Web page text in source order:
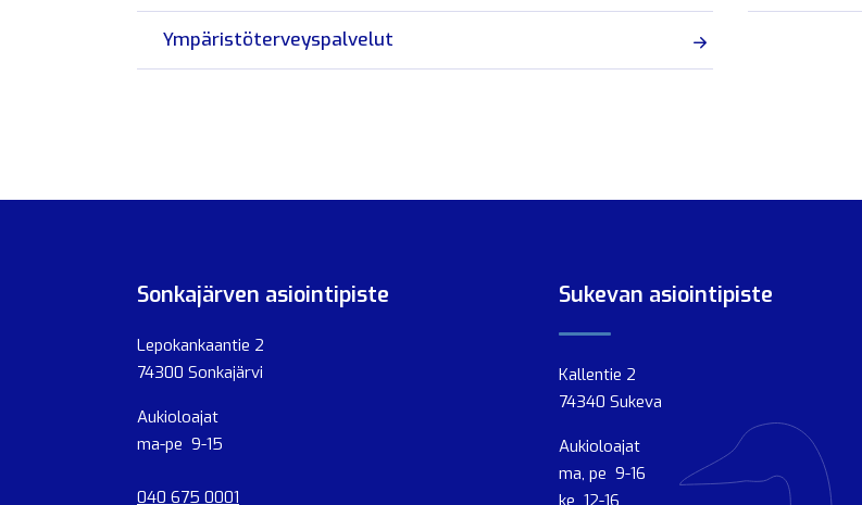
Ympäristöterveyspalvelut
Sonkajärven asiointipiste
Lepokankaantie 2
74300 Sonkajärvi
Aukioloajat
ma-pe 9-15
040 675 0001
Sukevan asiointipiste
Kallentie 2
74340 Sukeva
Aukioloajat
ma, pe 9-16
ke 12-16